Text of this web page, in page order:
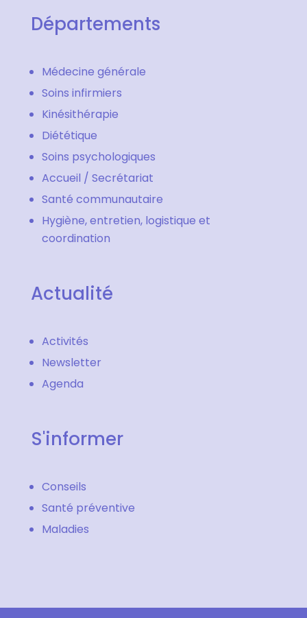
Départements
Médecine générale
Soins infirmiers
Kinésithérapie
Diététique
Soins psychologiques
Accueil / Secrétariat
Santé communautaire
Hygiène, entretien, logistique et
coordination
Actualité
Activités
Newsletter
Agenda
S'informer
Conseils
Santé préventive
Maladies